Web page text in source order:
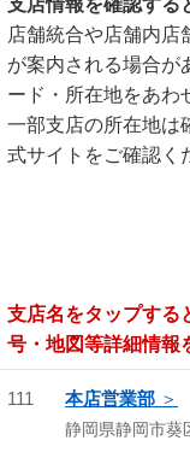
支店情報を確認する
店舗統合や店舗内店
が案内される場合が
ード・所在地をあわ
一部支店の所在地は
式サイトをご確認く
支店名をタップする
号・地図等詳細情報
111 本店営業部
静岡県静岡市葵